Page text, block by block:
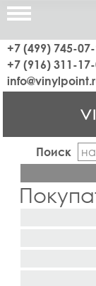
+7 (499) 745-
+7 (916) 311-17-
Поиск